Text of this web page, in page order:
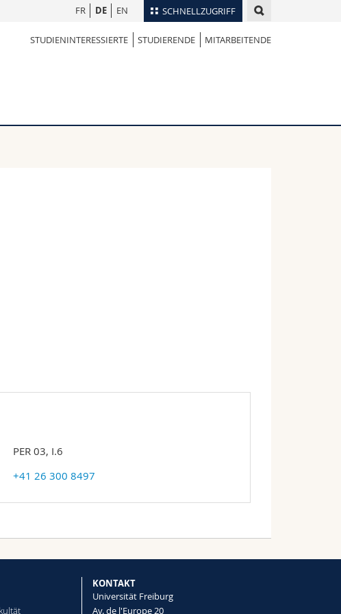
SCHNELLZUGRIFF
Personenverzeichnis
Vorlesungsverzeichnis
FR DE EN
STUDIENINTERESSIERTE STUDIERENDE MITARBEITENDE
PER 03, I.6
+41 26 300 8497
KONTAKT
Universität Freiburg
Av. de l'Europe 20